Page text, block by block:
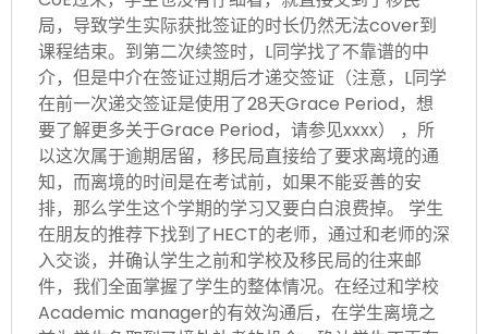
局，导致学生实际获批签证的时长仍然无法cover到
课程结束。到第二次续签时，L同学找了不靠谱的中
介，但是中介在签证过期后才递交签证（注意，L同学
在前一次递交签证是使用了28天Grace Period，想
要了解更多关于Grace Period，请参见xxxx） ，所
以这次属于逾期居留，移民局直接给了要求离境的通
知，而离境的时间是在考试前，如果不能妥善的安
排，那么学生这个学期的学习又要白白浪费掉。 学生
在朋友的推荐下找到了HECT的老师，通过和老师的深
入交谈，并确认学生之前和学校及移民局的往来邮
件，我们全面掌握了学生的整体情况。在经过和学校
Academic manager的有效沟通后，在学生离境之